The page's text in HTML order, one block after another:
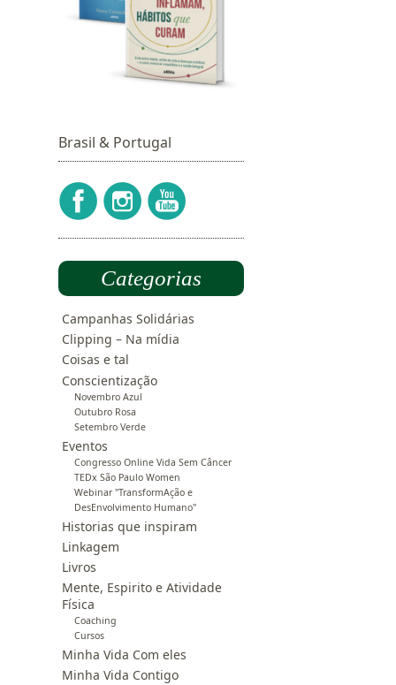
Brasil & Portugal
Categorias
Campanhas Solidárias
Clipping – Na mídia
Coisas e tal
Conscientização
Novembro Azul
Outubro Rosa
Setembro Verde
Eventos
Congresso Online Vida Sem Câncer
TEDx São Paulo Women
Webinar "TransformAção e
DesEnvolvimento Humano"
Historias que inspiram
Linkagem
Livros
Mente, Espirito e Atividade
Física
Coaching
Cursos
Minha Vida Com eles
Minha Vida Contigo